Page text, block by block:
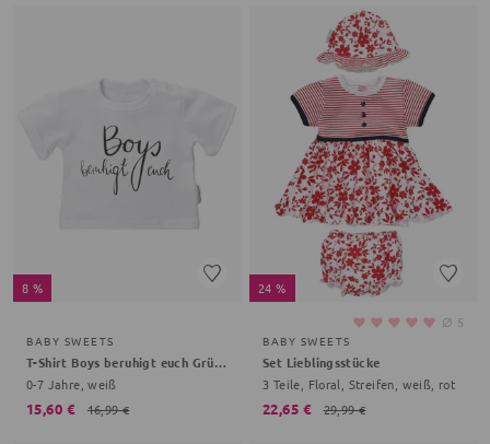
8 %
BABY SWEETS
T-Shirt Boys beruhigt euch Grüße, Gemüse
0-7 Jahre, weiß
15,60 € 16,99 €
24 %
⌀ 5
BABY SWEETS
Set Lieblingsstücke
3 Teile, Floral, Streifen, weiß, rot
22,65 € 29,99 €